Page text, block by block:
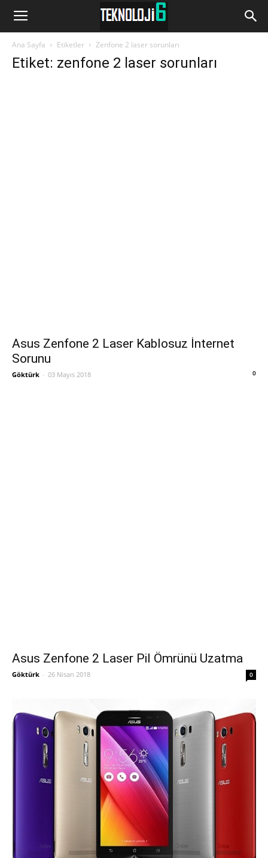
www.Teknoloji6.com
Ana Sayfa Etiketler Zenfone 2 laser sorunları
Etiket: zenfone 2 laser sorunları
Asus Zenfone 2 Laser Kablosuz İnternet
Sorunu
Göktürk - 03 Mayıs 2018 0
Asus Zenfone 2 Laser Pil Ömrünü Uzatma
Göktürk - 26 Nisan 2018 0